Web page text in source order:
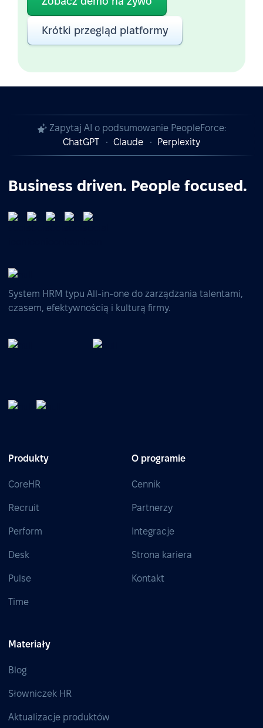
Krótki przegląd platformy
Zapytaj AI o podsumowanie PeopleForce:
ChatGPT
Claude Perplexity
Business driven. People focused.
System HRM typu All-in-one do zarządzania talentami,
czasem, efektywnością i kulturą firmy.
Produkty
CoreHR
Recruit
Perform
Desk
Pulse
Time
O programie
Cennik
Partnerzy
Integracje
Strona kariera
Kontakt
Materiały
Blog
Słowniczek HR
Aktualizacje produktów